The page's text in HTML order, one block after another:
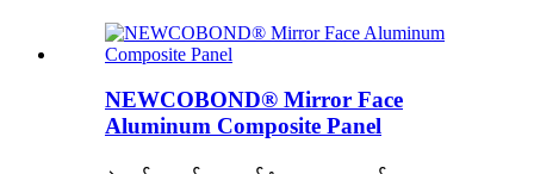
NEWCOBOND® Mirror Face
Aluminum Composite Panel